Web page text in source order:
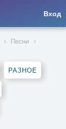
Вход
Песни
РАЗНОЕ